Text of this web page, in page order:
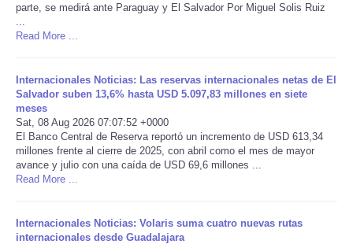
World
NOTICIAS
Portada de Noticias
America Latina
parte, se medirá ante Paraguay y El Salvador Por Miguel Solis Ruiz
Read More ...
Internacionales Noticias: Las reservas internacionales netas de El
Salvador suben 13,6% hasta USD 5.097,83 millones en siete
meses
Sat, 08 Aug 2026 07:07:52 +0000
El Banco Central de Reserva reportó un incremento de USD 613,34
millones frente al cierre de 2025, con abril como el mes de mayor
avance y julio con una caída de USD 69,6 millones ...
Read More ...
Internacionales Noticias: Volaris suma cuatro nuevas rutas
internacionales desde Guadalajara